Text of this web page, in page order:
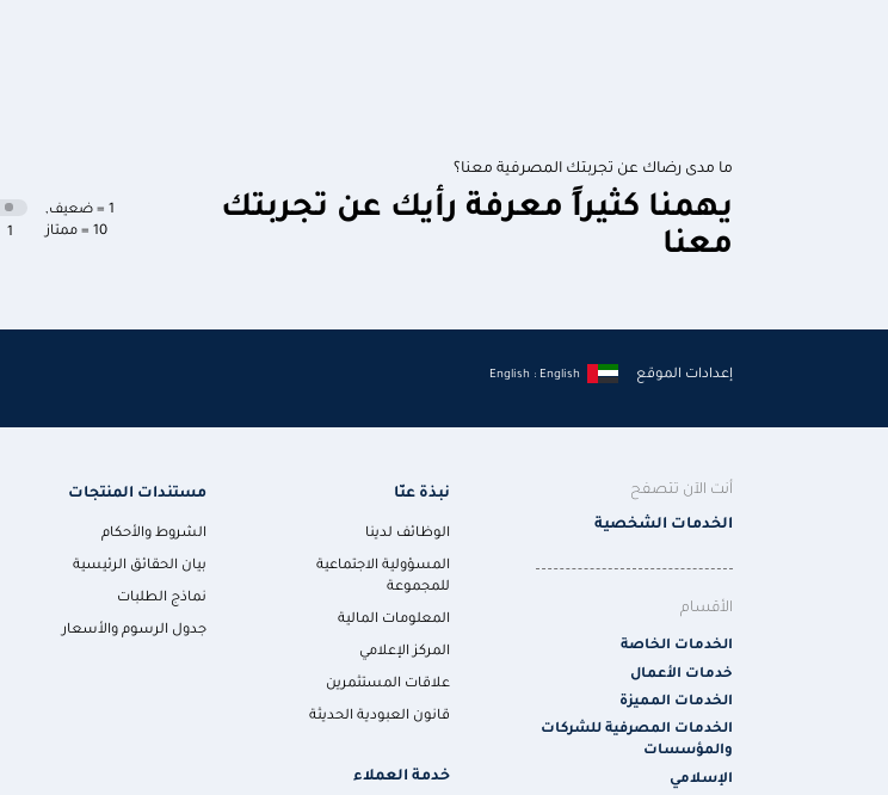
ما مدى رضاك عن تجربتك المصرفية معنا؟
يهمنا كثيراً معرفة رأيك عن تجربتك
معنا
1 = ضعيف
,
10 = ممتاز
1
إعدادات الموقع English : English
أنت الآن تتصفح
الخدمات الشخصية
الأقسام
الخدمات الخاصة
خدمات الأعمال
الخدمات المميزة
الخدمات المصرفية للشركات
والمؤسسات
الإسلامي
نبذة عنّا
الوظائف لدينا
المسؤولية الاجتماعية
للمجموعة
المعلومات المالية
المركز الإعلامي
علاقات المستثمرين
قانون العبودية الحديثة
مستندات المنتجات
الشروط والأحكام
بيان الحقائق الرئيسية
نماذج الطلبات
جدول الرسوم والأسعار
خدمة العملاء